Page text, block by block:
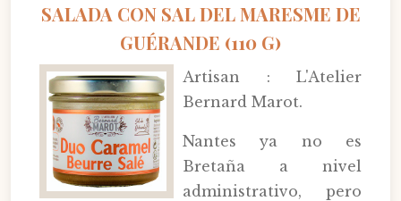
SALADA CON SAL DEL MARESME DE
GUÉRANDE (110 G)
Artisan : L'Atelier
Bernard Marot.
Nantes ya no es
Bretaña a nivel
administrativo, pero